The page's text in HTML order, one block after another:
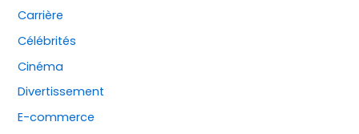
Carrière
Célébrités
Cinéma
Divertissement
E-commerce